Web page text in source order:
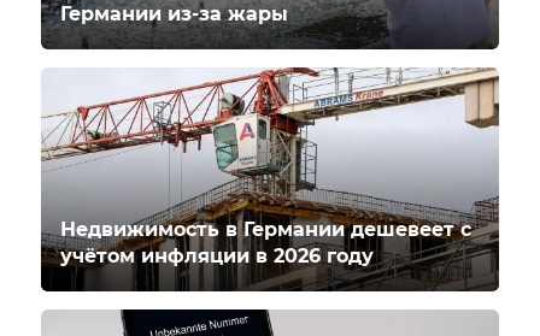
Германии из-за жары
Недвижимость в Германии дешевеет с
учётом инфляции в 2026 году